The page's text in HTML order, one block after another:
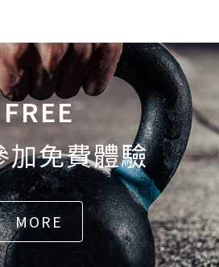
FREE
加免費體驗
MORE